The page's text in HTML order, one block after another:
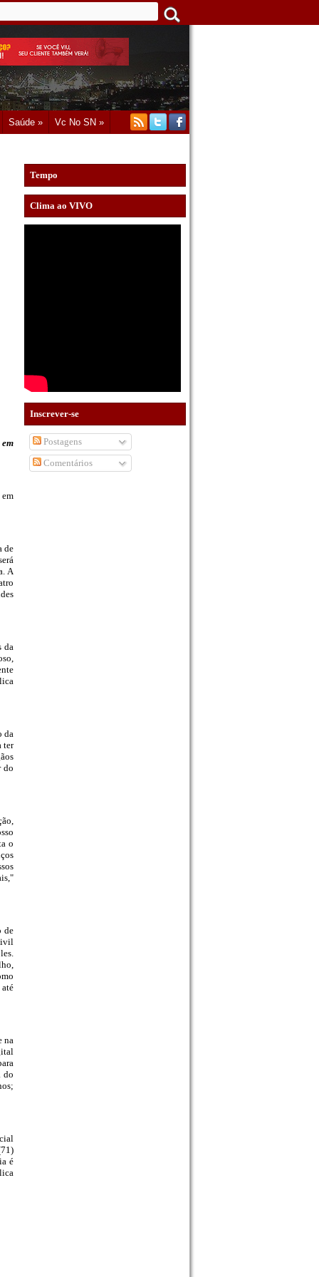
Saúde » Vc No SN »
de
A
da
da
ter
do
o
de
na
do
é
Tempo
Clima ao VIVO
Inscrever-se
Postagens
Comentários